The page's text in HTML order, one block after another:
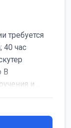
требуется
40 час
В
и ...